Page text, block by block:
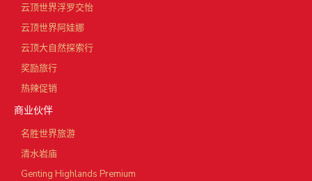
云顶世界浮罗交怡
云顶世界阿娃娜
云顶大自然探索行
奖励旅行
热辣促销
商业伙伴
名胜世界旅游
清水岩庙
Genting Highlands Premium